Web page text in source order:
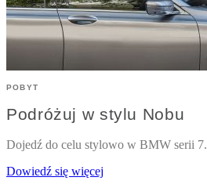
POBYT
Podróżuj w stylu Nobu
Dojedź do celu stylowo w BMW serii 7.
Dowiedź się więcej